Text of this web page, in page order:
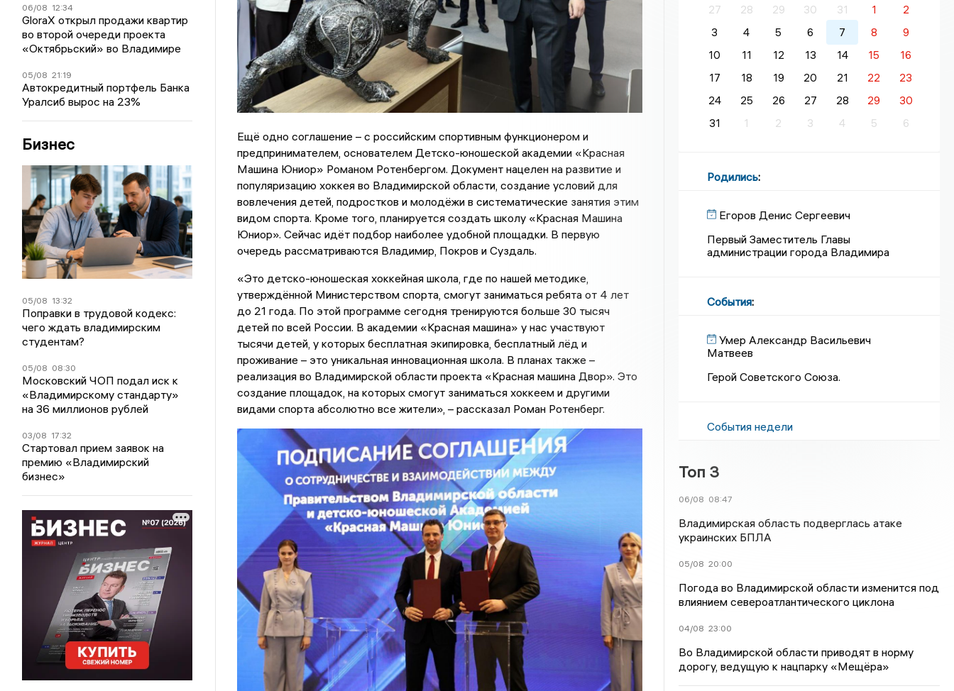
06/08 12:34
GloraX открыл продажи квартир
во второй очереди проекта
«Октябрьский» во Владимире
05/08 21:19
Автокредитный портфель Банка
Уралсиб вырос на 23%
Бизнес
05/08 13:32
Поправки в трудовой кодекс:
чего ждать владимирским
студентам?
05/08 08:30
Московский ЧОП подал иск к
«Владимирскому стандарту»
на 36 миллионов рублей
03/08 17:32
Стартовал прием заявок на
премию «Владимирский
бизнес»
Ещё одно соглашение – с российским спортивным функционером и
предпринимателем, основателем Детско-юношеской академии «Красная
Машина Юниор» Романом Ротенбергом. Документ нацелен на развитие и
популяризацию хоккея во Владимирской области, создание условий для
вовлечения детей, подростков и молодёжи в систематические занятия этим
видом спорта. Кроме того, планируется создать школу «Красная Машина
Юниор». Сейчас идёт подбор наиболее удобной площадки. В первую
очередь рассматриваются Владимир, Покров и Суздаль.
«Это детско-юношеская хоккейная школа, где по нашей методике,
утверждённой Министерством спорта, смогут заниматься ребята от 4 лет
до 21 года. По этой программе сегодня тренируются больше 30 тысяч
детей по всей России. В академии «Красная машина» у нас участвуют
тысячи детей, у которых бесплатная экипировка, бесплатный лёд и
проживание – это уникальная инновационная школа. В планах также –
реализация во Владимирской области проекта «Красная машина Двор». Это
создание площадок, на которых смогут заниматься хоккеем и другими
видами спорта абсолютно все жители», – рассказал Роман Ротенберг.
27
28 29 30 31 1
2
3
4 5 6 7 8
9
10
11 12 13 14 15
16
17
18 19 20 21 22
23
24
25 26 27 28 29
30
31
1 2 3 4 5 6
Родились:
Егоров Денис Сергеевич
Первый Заместитель Главы
администрации города Владимира
События:
Умер Александр Васильевич
Матвеев
Герой Советского Союза.
События недели
Топ 3
06/08 08:47
Владимирская область подверглась атаке
украинских БПЛА
05/08 20:00
Погода во Владимирской области изменится под
влиянием североатлантического циклона
04/08 23:00
Во Владимирской области приводят в норму
дорогу, ведущую к нацпарку «Мещёра»